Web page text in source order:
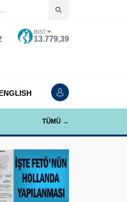
BIST
13.779,39
TÜMÜ →